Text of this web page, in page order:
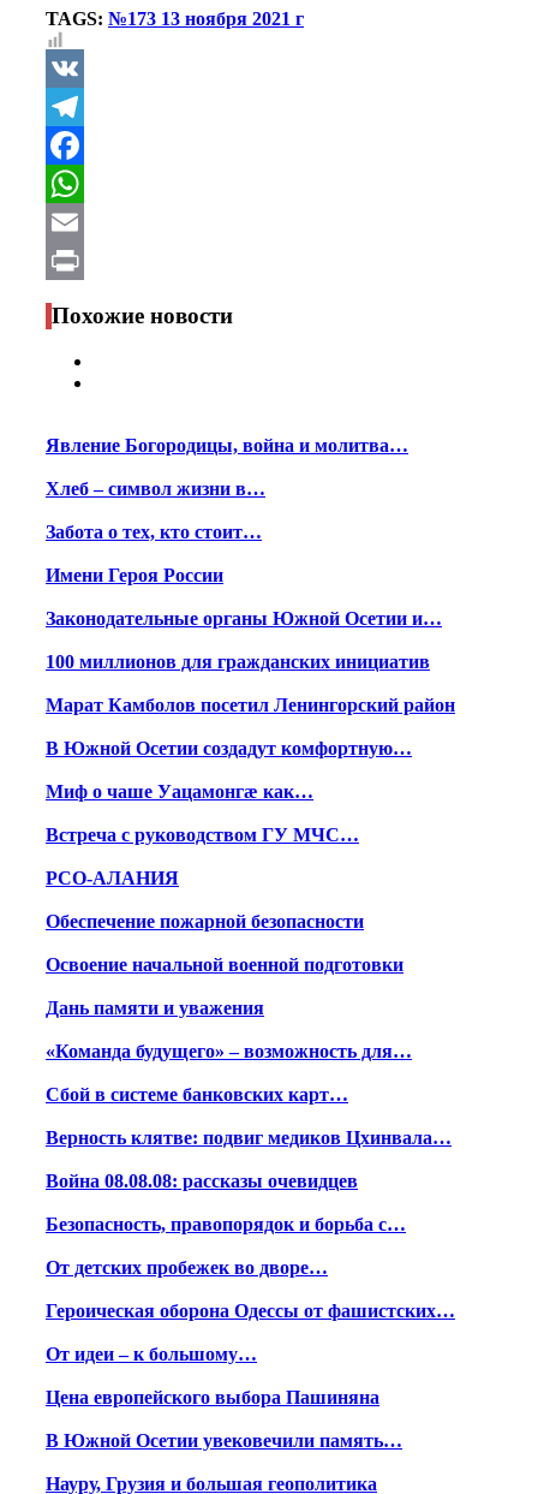
TAGS: №173 13 ноября 2021 г
VK
Telegram
Facebook
WhatsApp
Email
Print
Похожие новости
Явление Богородицы, война и молитва…
Хлеб – символ жизни в…
Забота о тех, кто стоит…
Имени Героя России
Законодательные органы Южной Осетии и…
100 миллионов для гражданских инициатив
Марат Камболов посетил Ленингорский район
В Южной Осетии создадут комфортную…
Миф о чаше Уацамонгæ как…
Встреча с руководством ГУ МЧС…
РСО-АЛАНИЯ
Обеспечение пожарной безопасности
Освоение начальной военной подготовки
Дань памяти и уважения
«Команда будущего» – возможность для…
Сбой в системе банковских карт…
Верность клятве: подвиг медиков Цхинвала…
Война 08.08.08: рассказы очевидцев
Безопасность, правопорядок и борьба с…
От детских пробежек во дворе…
Героическая оборона Одессы от фашистских…
От идеи – к большому…
Цена европейского выбора Пашиняна
В Южной Осетии увековечили память…
Науру, Грузия и большая геополитика